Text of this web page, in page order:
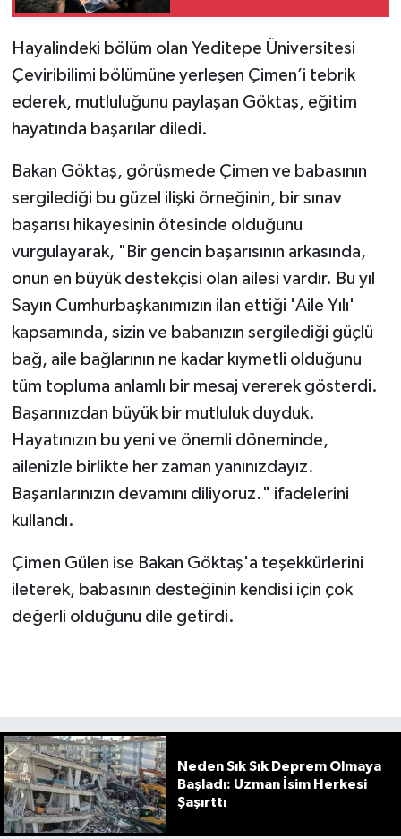
Hayalindeki bölüm olan Yeditepe Üniversitesi
Çeviribilimi bölümüne yerleşen Çimen’i tebrik
ederek, mutluluğunu paylaşan Göktaş, eğitim
hayatında başarılar diledi.
Bakan Göktaş, görüşmede Çimen ve babasının
sergilediği bu güzel ilişki örneğinin, bir sınav
başarısı hikayesinin ötesinde olduğunu
vurgulayarak, "Bir gencin başarısının arkasında,
onun en büyük destekçisi olan ailesi vardır. Bu yıl
Sayın Cumhurbaşkanımızın ilan ettiği 'Aile Yılı'
kapsamında, sizin ve babanızın sergilediği güçlü
bağ, aile bağlarının ne kadar kıymetli olduğunu
tüm topluma anlamlı bir mesaj vererek gösterdi.
Başarınızdan büyük bir mutluluk duyduk.
Hayatınızın bu yeni ve önemli döneminde,
ailenizle birlikte her zaman yanınızdayız.
Başarılarınızın devamını diliyoruz." ifadelerini
kullandı.
Çimen Gülen ise Bakan Göktaş'a teşekkürlerini
ileterek, babasının desteğinin kendisi için çok
değerli olduğunu dile getirdi.
Neden Sık Sık Deprem Olmaya
Başladı: Uzman İsim Herkesi
Şaşırttı